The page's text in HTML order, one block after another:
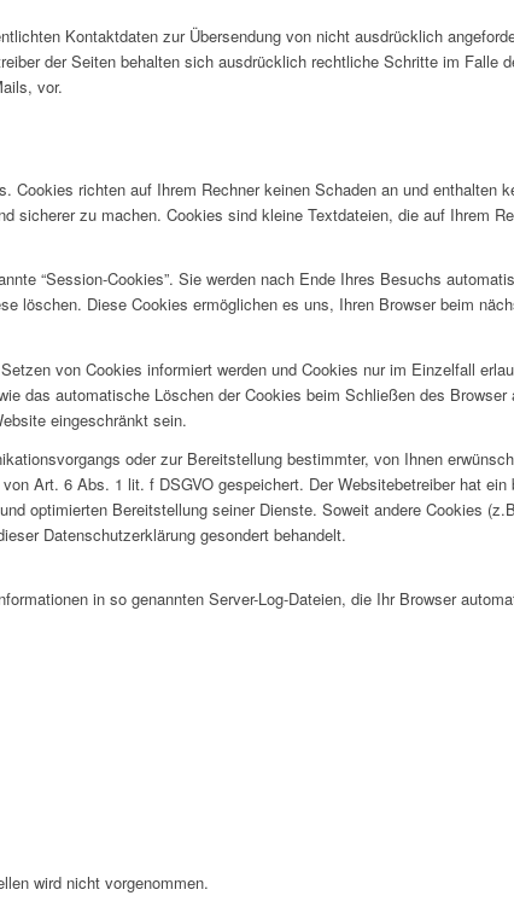
Kontaktdaten zur Übersendung von nicht ausdrücklich
der Seiten behalten sich ausdrücklich rechtliche Schritte im Falle
vor.
Cookies richten auf Ihrem Rechner keinen Schaden an und enthalten
sicherer zu machen. Cookies sind kleine Textdateien, die auf Ihrem
“Session-Cookies”. Sie werden nach Ende Ihres Besuchs
löschen. Diese Cookies ermöglichen es uns, Ihren Browser beim
von Cookies informiert werden und Cookies nur im Einzelfall
das automatische Löschen der Cookies beim Schließen des
eingeschränkt sein.
oder zur Bereitstellung bestimmter, von Ihnen
Art. 6 Abs. 1 lit. f DSGVO gespeichert. Der Websitebetreiber hat
optimierten Bereitstellung seiner Dienste. Soweit andere Cookies
Datenschutzerklärung gesondert behandelt.
in so genannten Server-Log-Dateien, die Ihr Browser
wird nicht vorgenommen.